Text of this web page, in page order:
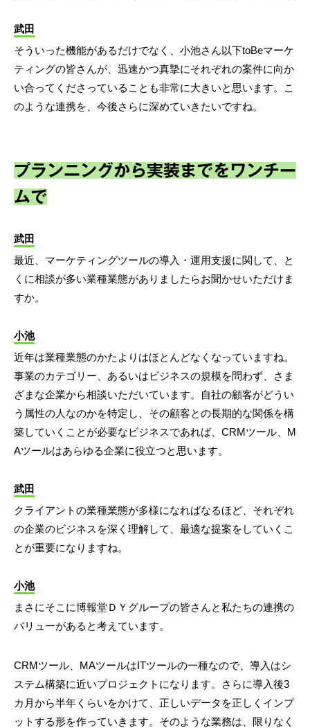
武田
そういった機能があるだけでなく、小池さん以下toBeマーケ
ティングの皆さんが、迅速かつ真摯にそれぞれの案件に向か
い合ってくださっていることも非常に大きいと思います。こ
のような連携を、今後さらに深めていきたいですね。
プランニングから実装までをワンチー
ムで
武田
最近、マーケティングツールの導入・運用支援に関して、と
くに相談が多い業種業態がありましたらお聞かせいただけま
すか。
小池
近年は業種業態のかたよりはほとんどなくなっていますね。
事業のカテゴリー、あるいはビジネスの規模を問わず、さま
ざまな企業から相談いただいています。自社の顧客がどうい
う属性の人なのかを特定し、その顧客との長期的な関係を構
築していくことが必要なビジネスであれば、CRMツール、M
Aツールはあらゆる企業に役立つと思います。
武田
クライアントの業種業態が多様になればなるほど、それぞれ
の企業のビジネスを深く理解して、最適な提案をしていくこ
とが重要になりますね。
小池
まさにそこに博報堂ＤＹグループの皆さんと私たちの連携の
バリューがあると考えています。
CRMツール、MAツールはITツールの一種なので、導入はシ
ステム構築に近いプロジェクトになります。さらに導入後3
カ月から半年くらいをかけて、正しいデータを正しくインプ
ットする形を作っていきます。そのような業務は、限りなく